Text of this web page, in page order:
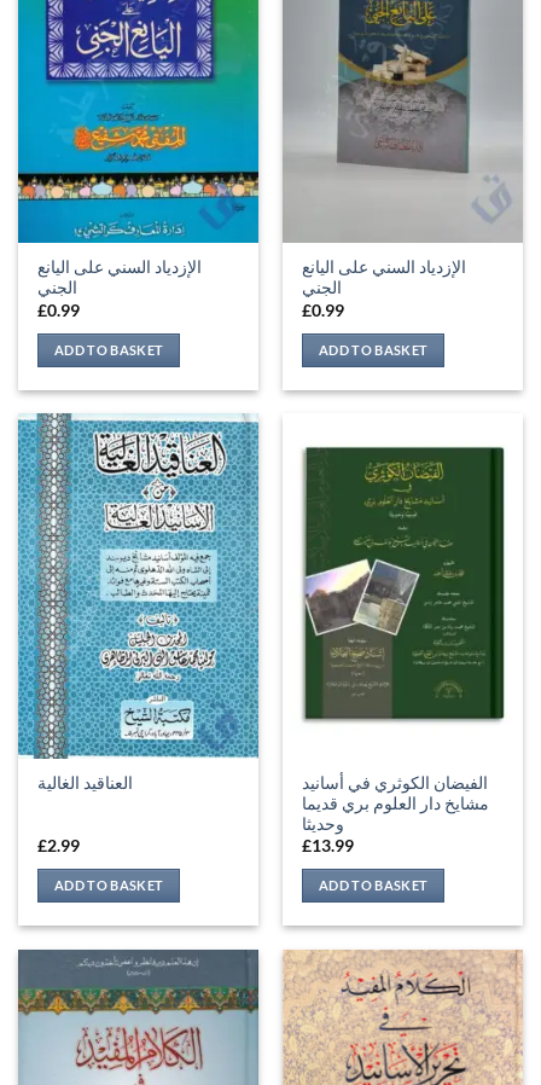
الإزدياد السني على اليانع
الجني
£0.99
ADD TO BASKET
الإزدياد السني على اليانع
الجني
£0.99
ADD TO BASKET
العناقيد الغالية
£2.99
ADD TO BASKET
الفيضان الكوثري في أسانيد
مشايخ دار العلوم بري قديما
وحديثا
£13.99
ADD TO BASKET